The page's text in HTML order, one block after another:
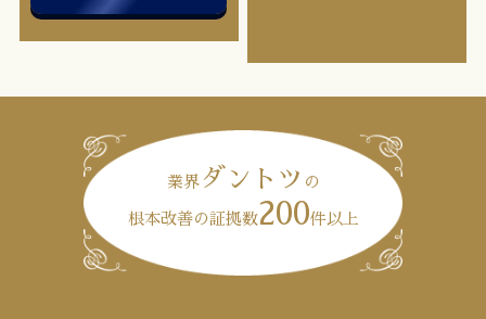
業界ダントツ の
根本改善の証拠数200件以上